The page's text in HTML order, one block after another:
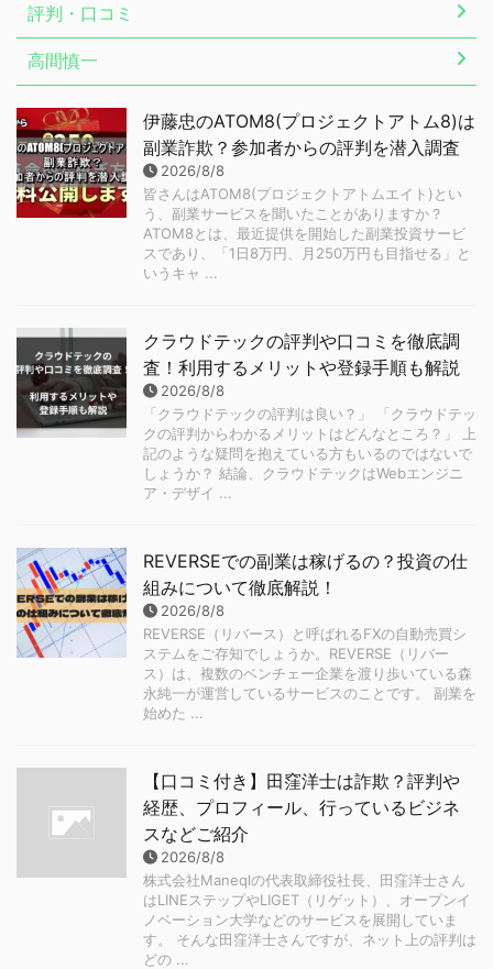
評判・口コミ
高間慎一
伊藤忠のATOM8(プロジェクトアトム8)は
副業詐欺？参加者からの評判を潜入調査
2026/8/8
皆さんはATOM8(プロジェクトアトムエイト)とい
う、副業サービスを聞いたことがありますか？
ATOM8とは、最近提供を開始した副業投資サービ
スであり、「1日8万円、月250万円も目指せる」と
いうキャ ...
クラウドテックの評判や口コミを徹底調
査！利用するメリットや登録手順も解説
2026/8/8
「クラウドテックの評判は良い？」 「クラウドテッ
クの評判からわかるメリットはどんなところ？」 上
記のような疑問を抱えている方もいるのではないで
しょうか？ 結論、クラウドテックはWebエンジニ
ア・デザイ ...
REVERSEでの副業は稼げるの？投資の仕
組みについて徹底解説！
2026/8/8
REVERSE（リバース）と呼ばれるFXの自動売買シ
ステムをご存知でしょうか。REVERSE（リバー
ス）は、複数のベンチェー企業を渡り歩いている森
永純一が運営しているサービスのことです。 副業を
始めた ...
【口コミ付き】田窪洋士は詐欺？評判や
経歴、プロフィール、行っているビジネ
スなどご紹介
2026/8/8
株式会社Maneqlの代表取締役社長、田窪洋士さん
はLINEステップやLIGET（リゲット）、オープンイ
ノベーション大学などのサービスを展開していま
す。 そんな田窪洋士さんですが、ネット上の評判は
どの ...